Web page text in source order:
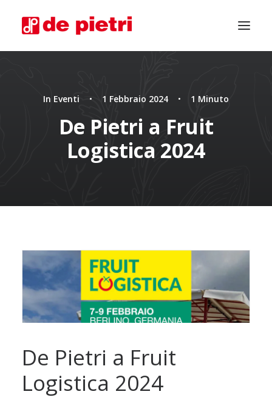
In Eventi • 1 Febbraio 2024 • 1 Minuto
De Pietri a Fruit
Logistica 2024
De Pietri a Fruit
Logistica 2024